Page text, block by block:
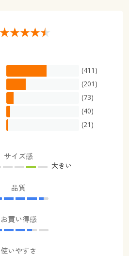
(411)
(201)
(73)
(40)
(21)
サイズ感
大きい
品質
お買い得感
使いやすさ